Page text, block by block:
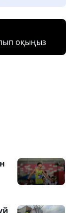
оқыңыз